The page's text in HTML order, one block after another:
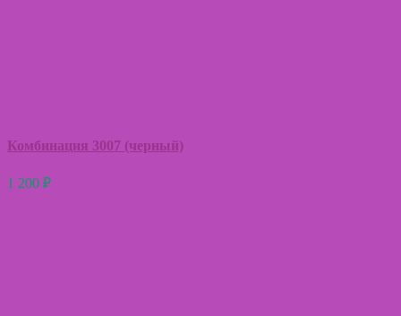
Комбинация 3007 (черный)
1 200 ₽